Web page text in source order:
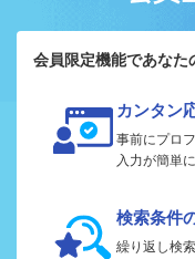
会員限定機能であなた
カンタン
事前にプロ
入力が簡単に
検索条件
繰り返し検